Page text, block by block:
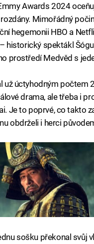
Awards 2024
Mimořádný
hegemonii HBO a
historický spektákl
prostředí Medvěd s
už úctyhodným počtem
drama, ale třeba i
Je to poprvé, co takto
obdrželi i herci
sošku překonal svůj